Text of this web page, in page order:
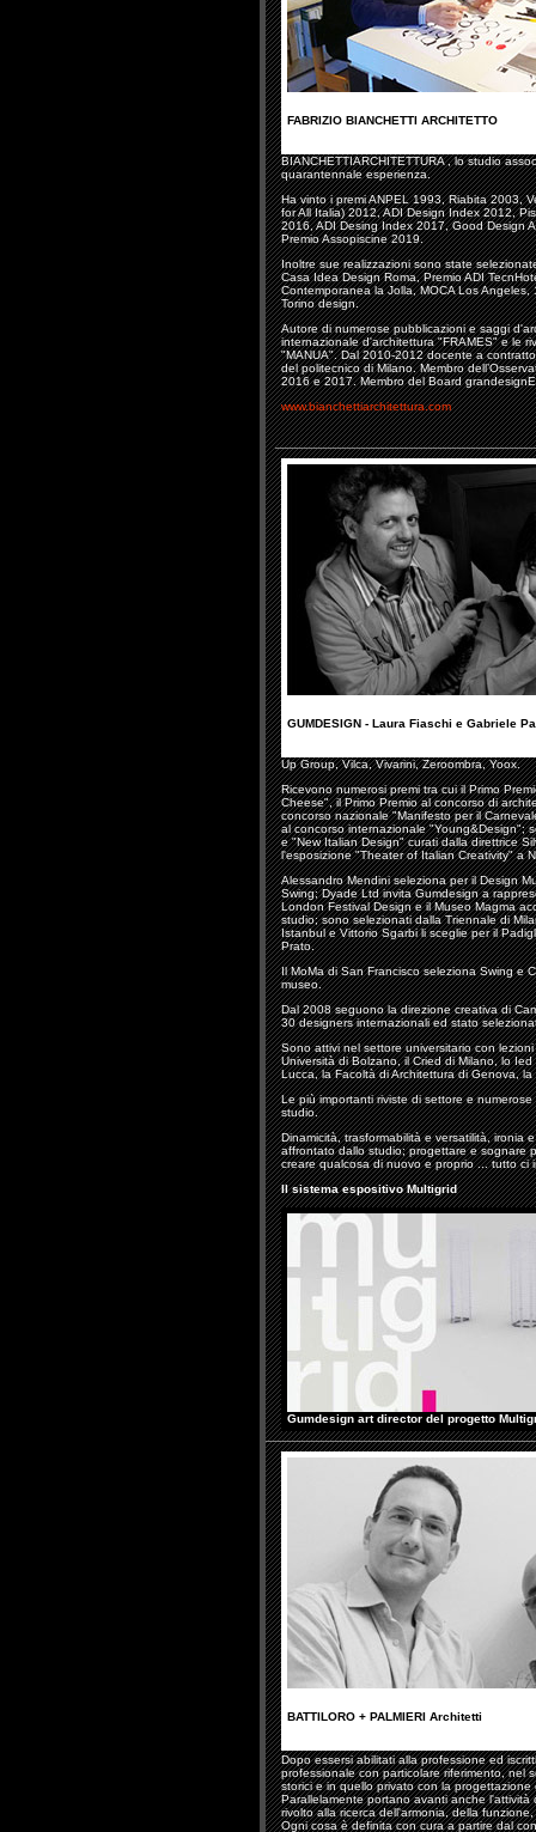
FABRIZIO BIANCHETTI ARCHITETTO
BIANCHETTIARCHITETTURA , lo studio
quarantennale esperienza.
Ha vinto i premi ANPEL 1993, Riabita 2003,
for All Italia) 2012, ADI Design Index 2012,
2016, ADI Desing Index 2017, Good Design
Premio Assopiscine 2019.
Inoltre sue realizzazioni sono state
Casa Idea Design Roma, Premio ADI
Contemporanea la Jolla, MOCA Los
Torino design.
Autore di numerose pubblicazioni e saggi
internazionale d'architettura "FRAMES" e le
"MANUA". Dal 2010-2012 docente a
del politecnico di Milano. Membro
2016 e 2017. Membro del Board
www.bianchettiarchitettura.com
GUMDESIGN - Laura Fiaschi e Gabriele
Up Group, Vilca, Vivarini, Zeroombra, Yoox.
Ricevono numerosi premi tra cui il Primo
Cheese", il Primo Premio al concorso di
concorso nazionale "Manifesto per il
al concorso internazionale "Young&Design";
e "New Italian Design" curati dalla direttrice
l'esposizione "Theater of Italian Creativity" a
Alessandro Mendini seleziona per il Design
Swing; Dyade Ltd invita Gumdesign a
London Festival Design e il Museo Magma
studio; sono selezionati dalla Triennale di
Istanbul e Vittorio Sgarbi li sceglie per il
Prato.
Il MoMa di San Francisco seleziona Swing e
museo.
Dal 2008 seguono la direzione creativa di
30 designers internazionali ed stato
Sono attivi nel settore universitario con
Università di Bolzano, il Cried di Milano, lo
Lucca, la Facoltà di Architettura di Genova,
Le più importanti riviste di settore e
studio.
Dinamicità, trasformabilità e versatilità, ironia
affrontato dallo studio; progettare e sognare
creare qualcosa di nuovo e proprio ... tutto
Il sistema espositivo Multigrid
Gumdesign art director del progetto
BATTILORO + PALMIERI Architetti
Dopo essersi abilitati alla professione ed
professionale con particolare riferimento, nel
storici e in quello privato con la
Parallelamente portano avanti anche
rivolto alla ricerca dell'armonia, della
Ogni cosa è definita con cura a partire dal